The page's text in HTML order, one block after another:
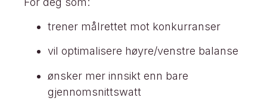
trener målrettet mot konkurranser
vil optimalisere høyre/venstre balanse
ønsker mer innsikt enn bare
gjennomsnittswatt